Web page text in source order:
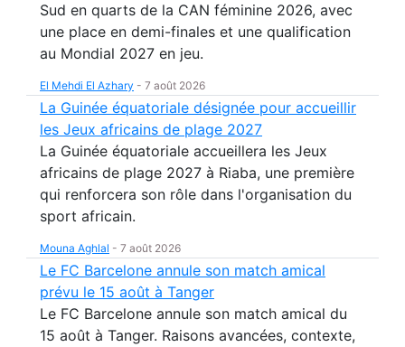
Sud en quarts de la CAN féminine 2026, avec
une place en demi-finales et une qualification
au Mondial 2027 en jeu.
El Mehdi El Azhary - 7 août 2026
La Guinée équatoriale désignée pour accueillir
les Jeux africains de plage 2027
La Guinée équatoriale accueillera les Jeux
africains de plage 2027 à Riaba, une première
qui renforcera son rôle dans l'organisation du
sport africain.
Mouna Aghlal - 7 août 2026
Le FC Barcelone annule son match amical
prévu le 15 août à Tanger
Le FC Barcelone annule son match amical du
15 août à Tanger. Raisons avancées, contexte,